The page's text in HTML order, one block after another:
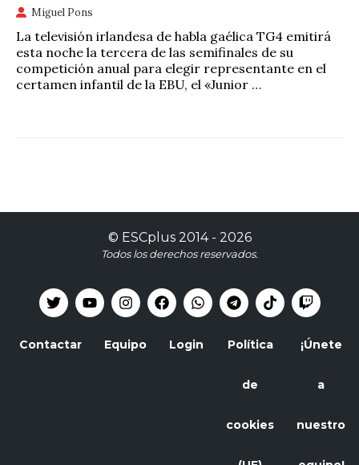
Miguel Pons
La televisión irlandesa de habla gaélica TG4 emitirá
esta noche la tercera de las semifinales de su
competición anual para elegir representante en el
certamen infantil de la EBU, el «Junior …
© ESCplus2014 - 2026
Todos los derechos reservados.
Contactar Equipo Login Política
de
cookies
¡Únete
a
nuestro